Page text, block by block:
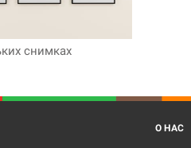
снимках
О НАС